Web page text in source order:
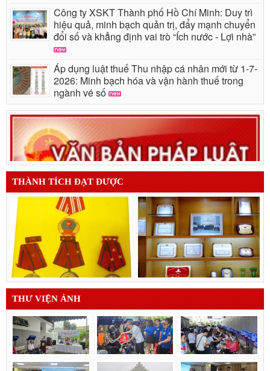
Công ty XSKT Thành phố Hồ Chí Minh: Duy trì
hiệu quả, minh bạch quản trị, đẩy mạnh chuyển
đổi số và khẳng định vai trò “Ích nước - Lợi nhà”
Áp dụng luật thuế Thu nhập cá nhân mới từ 1-7-
2026: Minh bạch hóa và vận hành thuế trong
ngành vé số
THÀNH TÍCH ĐẠT ĐƯỢC
THƯ VIỆN ẢNH